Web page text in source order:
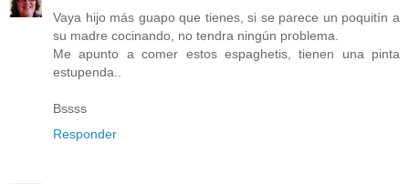
Vaya hijo más guapo que tienes, si se parece un poquitín a
su madre cocinando, no tendra ningún problema.
Me apunto a comer estos espaghetis, tienen una pinta
estupenda..
Bssss
Responder